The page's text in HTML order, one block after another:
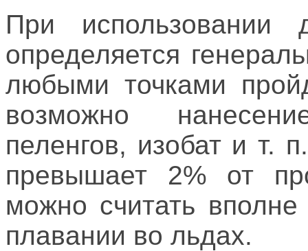
При использовании
определяется
любыми точками
возможно
пеленгов, изобат и т.
превышает 2% от
можно считать
плавании во льдах.